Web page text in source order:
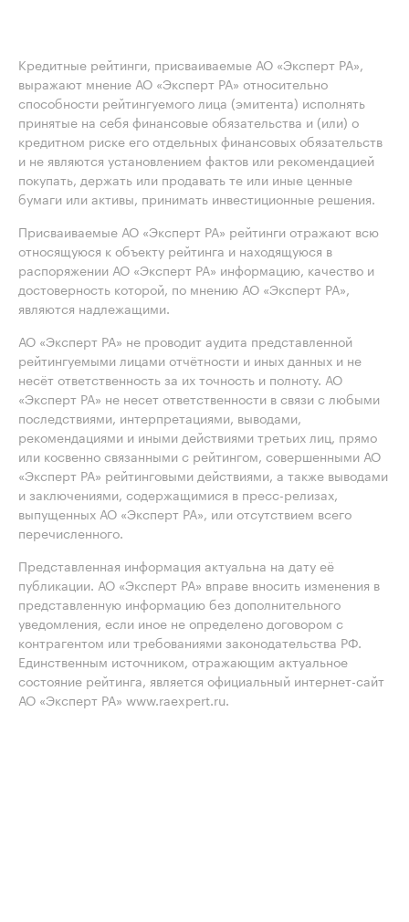
Кредитные рейтинги, присваиваемые АО «Эксперт РА»,
выражают мнение АО «Эксперт РА» относительно
способности рейтингуемого лица (эмитента) исполнять
принятые на себя финансовые обязательства и (или) о
кредитном риске его отдельных финансовых обязательств
и не являются установлением фактов или рекомендацией
покупать, держать или продавать те или иные ценные
бумаги или активы, принимать инвестиционные решения.
Присваиваемые АО «Эксперт РА» рейтинги отражают всю
относящуюся к объекту рейтинга и находящуюся в
распоряжении АО «Эксперт РА» информацию, качество и
достоверность которой, по мнению АО «Эксперт РА»,
являются надлежащими.
АО «Эксперт РА» не проводит аудита представленной
рейтингуемыми лицами отчётности и иных данных и не
несёт ответственность за их точность и полноту. АО
«Эксперт РА» не несет ответственности в связи с любыми
последствиями, интерпретациями, выводами,
рекомендациями и иными действиями третьих лиц, прямо
или косвенно связанными с рейтингом, совершенными АО
«Эксперт РА» рейтинговыми действиями, а также выводами
и заключениями, содержащимися в пресс-релизах,
выпущенных АО «Эксперт РА», или отсутствием всего
перечисленного.
Представленная информация актуальна на дату её
публикации. АО «Эксперт РА» вправе вносить изменения в
представленную информацию без дополнительного
уведомления, если иное не определено договором с
контрагентом или требованиями законодательства РФ.
Единственным источником, отражающим актуальное
состояние рейтинга, является официальный интернет-сайт
АО «Эксперт РА» www.raexpert.ru.